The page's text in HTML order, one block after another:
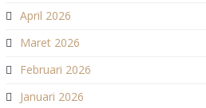
April 2026
Maret 2026
Februari 2026
Januari 2026